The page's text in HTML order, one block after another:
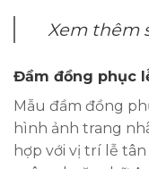
Xem thêm
Đầm đồng phục
Mẫu đầm đồng
hình ảnh trang
hợp với vị trí lễ